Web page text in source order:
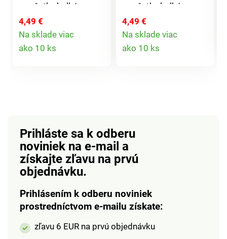
na všetky balkóny a
terasy. Kvety alebo
bylinky sa v ňom
naozaj skvele
vynímajú. Rozmery: 24
4,49 €
Na sklade viac
ako 10 ks
na všetky balkóny a
terasy. Kvety alebo
bylinky sa v ňom
naozaj skvele
vynímajú. Rozmery: 24
4,49 €
Na sklade viac
ako 10 ks
Prihláste sa k odberu
noviniek na e-mail a
získajte zľavu na prvú
objednávku.
Prihlásením k odberu noviniek
prostredníctvom e-mailu získate:
zľavu 6 EUR na prvú objednávku